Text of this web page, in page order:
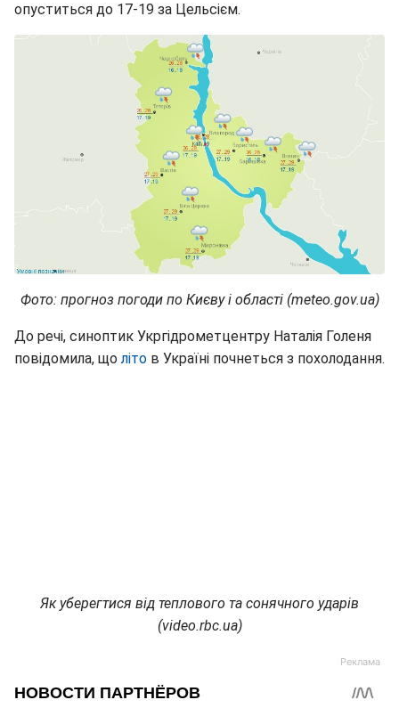
опуститься до 17-19 за Цельсієм.
Фото: прогноз погоди по Києву і області (meteo.gov.ua)
До речі, синоптик Укргідрометцентру Наталія Голеня
повідомила, щоліто в Україні почнеться з похолодання.
Як уберегтися від теплового та сонячного ударів
(video.rbc.ua)